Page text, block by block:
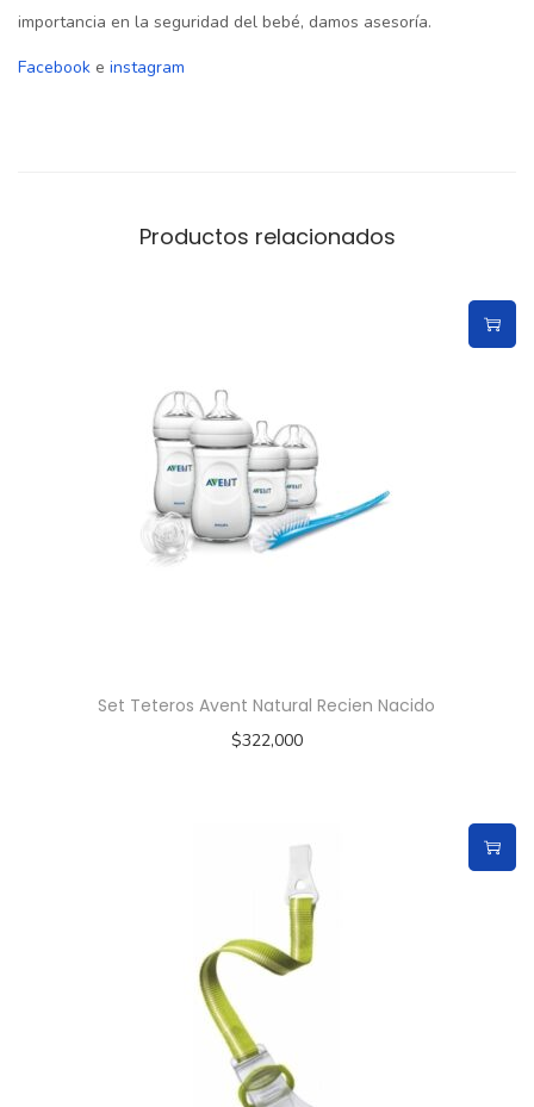
importancia en la seguridad del bebé, damos asesoría.
Facebook e instagram
Productos relacionados
Set Teteros Avent Natural Recien Nacido
$322,000